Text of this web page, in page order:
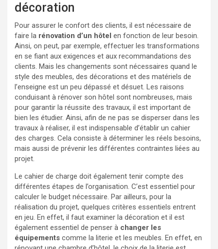
décoration
Pour assurer le confort des clients, il est nécessaire de
faire la rénovation d’un hôtel en fonction de leur besoin.
Ainsi, on peut, par exemple, effectuer les transformations
en se fiant aux exigences et aux recommandations des
clients. Mais les changements sont nécessaires quand le
style des meubles, des décorations et des matériels de
l’enseigne est un peu dépassé et désuet. Les raisons
conduisant à rénover son hôtel sont nombreuses, mais
pour garantir la réussite des travaux, il est important de
bien les étudier. Ainsi, afin de ne pas se disperser dans les
travaux à réaliser, il est indispensable d’établir un cahier
des charges. Cela consiste à déterminer les réels besoins,
mais aussi de prévenir les différentes contraintes liées au
projet.
Le cahier de charge doit également tenir compte des
différentes étapes de l’organisation. C’est essentiel pour
calculer le budget nécessaire. Par ailleurs, pour la
réalisation du projet, quelques critères essentiels entrent
en jeu. En effet, il faut examiner la décoration et il est
également essentiel de penser à changer les
équipements comme la literie et les meubles. En effet, en